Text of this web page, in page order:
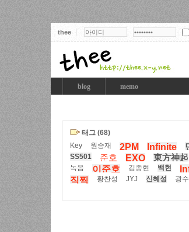
thee
blog memo
태그 (68)
Key
원승재 2PM Infinite
SS501 준호 EXO 東方神起
녹음 이준호 김종현 백현
직찍 황찬성 JYJ 신혜성 광수